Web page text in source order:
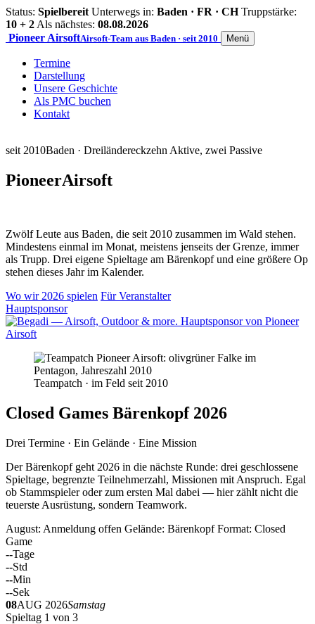
Status: Spielbereit Unterwegs in: Baden · FR · CH Truppstärke:
10 + 2 Als nächstes: 08.08.2026
Pioneer AirsoftAirsoft-Team aus Baden · seit 2010 Menü
Termine
Darstellung
Unsere Geschichte
Als PMC buchen
Kontakt
seit 2010Baden · Dreiländereckzehn Aktive, zwei Passive
PioneerAirsoft
Zwölf Leute aus Baden, die seit 2010 zusammen im Wald stehen.
Mindestens einmal im Monat, meistens jenseits der Grenze, immer
als Trupp. Drei eigene Spieltage am Bärenkopf und eine größere Op
stehen dieses Jahr im Kalender.
Wo wir 2026 spielen Für Veranstalter
Hauptsponsor
Teampatch · im Feld seit 2010
Closed Games Bärenkopf 2026
Drei Termine · Ein Gelände · Eine Mission
Der Bärenkopf geht 2026 in die nächste Runde: drei geschlossene
Spieltage, begrenzte Teilnehmerzahl, Missionen mit Anspruch. Egal
ob Stammspieler oder zum ersten Mal dabei — hier zählt nicht die
teuerste Ausrüstung, sondern Teamwork.
August: Anmeldung offen Gelände: Bärenkopf Format: Closed
Game
--Tage
--Std
--Min
--Sek
08AUG 2026Samstag
Spieltag 1 von 3